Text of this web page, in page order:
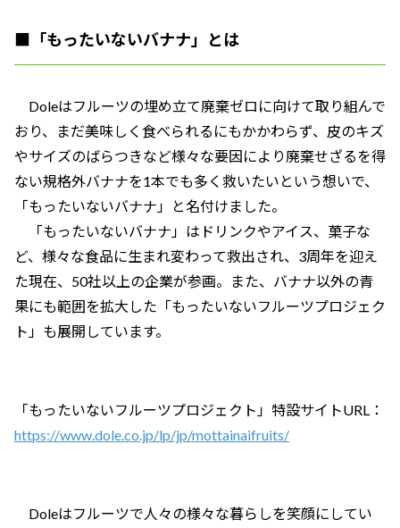
■ 「もったいないバナナ」とは
Doleはフルーツの埋め立て廃棄ゼロに向けて取り組んで
おり、まだ美味しく食べられるにもかかわらず、皮のキズ
やサイズのばらつきなど様々な要因により廃棄せざるを得
ない規格外バナナを1本でも多く救いたいという想いで、
「もったいないバナナ」と名付けました。
「もったいないバナナ」はドリンクやアイス、菓子な
ど、様々な食品に生まれ変わって救出され、3周年を迎え
た現在、50社以上の企業が参画。また、バナナ以外の青
果にも範囲を拡大した「もったいないフルーツプロジェク
ト」も展開しています。
「もったいないフルーツプロジェクト」特設サイトURL：
https://www.dole.co.jp/lp/jp/mottainaifruits/
Doleはフルーツで人々の様々な暮らしを笑顔にしてい